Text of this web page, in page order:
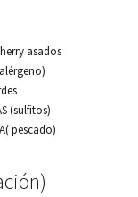
asados
(sulfitos)
pescado)